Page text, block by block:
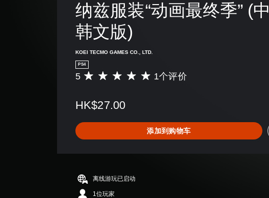
纳兹服装“动画最终季” (中
韩文版)
KOEI TECMO GAMES CO., LTD.
PS4
平
价
颗
星
满
5
颗
星
5 1个评价
HK$27.00
添加到购物车
离线游玩已启动
1位玩家